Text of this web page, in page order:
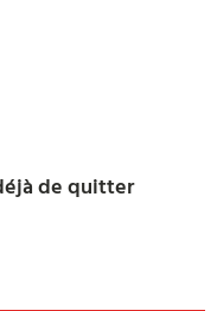
de quitter